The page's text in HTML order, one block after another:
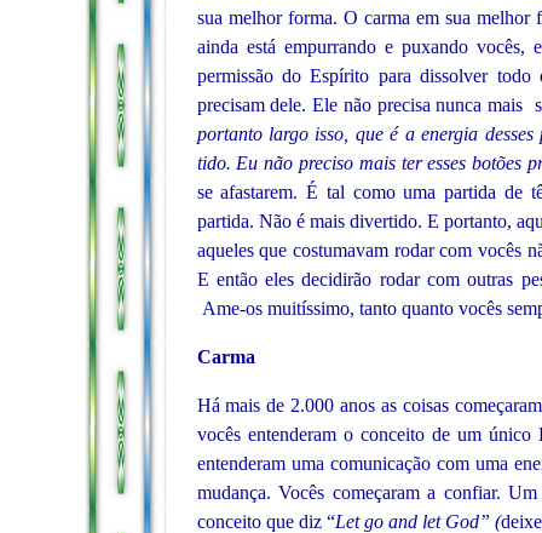
sua melhor forma. O carma em sua
ainda está empurrando e puxando
permissão do Espírito para dissolver
precisam dele. Ele não precisa nunca mais
portanto largo isso, que é a energia
tido. Eu não preciso mais ter esses botões
se afastarem. É tal como uma partida de
partida. Não é mais divertido. E portanto,
aqueles que costumavam rodar com vocês
E então eles decidirão rodar com outras
Ame-os muitíssimo, tanto quanto vocês
Carma
Há mais de 2.000 anos as coisas
vocês entenderam o conceito de um único
entenderam uma comunicação com uma
mudança. Vocês começaram a confiar.
conceito que diz “Let go and let God” (